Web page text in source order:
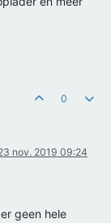
0
nov. 2019 09:24
geen hele